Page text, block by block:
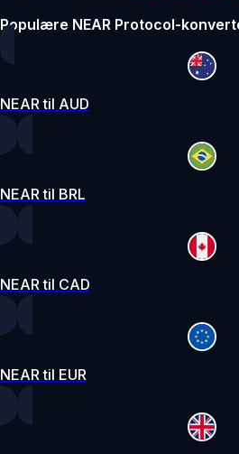
Populære NEAR Protocol-
NEAR til AUD
NEAR til BRL
NEAR til CAD
NEAR til EUR